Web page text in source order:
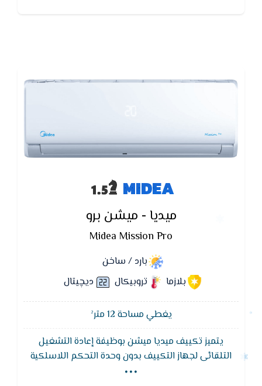
MIDEA
ميديا - ميشن برو
Midea Mission Pro
بارد / ساخن
بلازما
تروبيكال ديچيتال
يغطي مساحة 12 متر²
يتميز تكييف ميديا ميشن بوظيفة إعادة التشغيل
التلقائى لجهاز التكييف بدون وحدة التحكم اللاسلكية
...